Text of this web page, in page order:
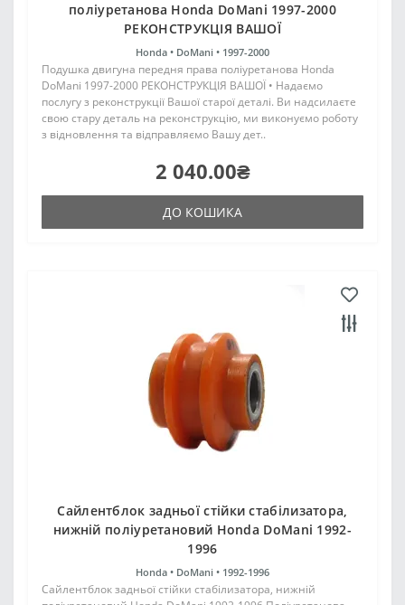
поліуретанова Honda DoMani 1997-2000
РЕКОНСТРУКЦІЯ ВАШОЇ
Honda • DoMani • 1997-2000
Подушка двигуна передня права поліуретанова Honda
DoMani 1997-2000 РЕКОНСТРУКЦІЯ ВАШОЇ • Надаємо
послугу з реконструкції Вашої старої деталі. Ви надсилаєте
свою стару деталь на реконструкцію, ми виконуємо роботу
з відновлення та відправляємо Вашу дет..
2 040.00₴
ДО КОШИКА
Сайлентблок задньої стійки стабілизатора,
нижній поліуретановий Honda DoMani 1992-
1996
Honda • DoMani • 1992-1996
Сайлентблок задньої стійки стабілизатора, нижній